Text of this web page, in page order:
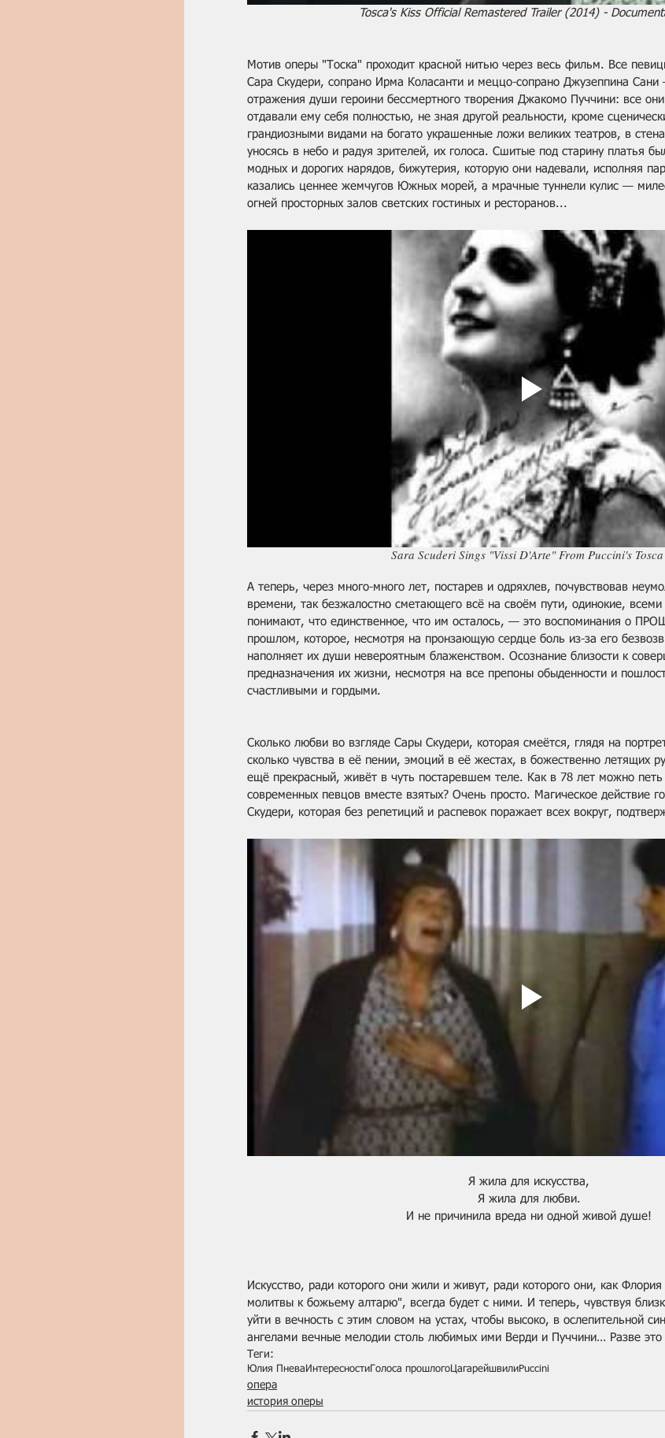
Tosca's Kiss Official Remastered Trailer (2014) -
Мотив оперы "Тоска" проходит красной нитью через весь фильм. Все
Сара Скудери, сопрано Ирма Коласанти и меццо-сопрано Джузеппина
отражения души героини бессмертного творения Джакомо Пуччини: все
отдавали ему себя полностью, не зная другой реальности, кроме
грандиозными видами на богато украшенные ложи великих театров, в
уносясь в небо и радуя зрителей, их голоса. Сшитые под старину платья
модных и дорогих нарядов, бижутерия, которую они надевали, исполняя
казались ценнее жемчугов Южных морей, а мрачные туннели кулис —
огней просторных залов светских гостиных и ресторанов...
Sara Scuderi Sings "Vissi D'Arte" From Puccini's Tosca
А теперь, через много-много лет, постарев и одряхлев, почувствовав
времени, так безжалостно сметающего всё на своём пути, одинокие,
понимают, что единственное, что им осталось, — это воспоминания о
прошлом, которое, несмотря на пронзающую сердце боль из-за его
наполняет их души невероятным блаженством. Осознание близости к
предназначения их жизни, несмотря на все препоны обыденности и
счастливыми и гордыми.
Сколько любви во взгляде Сары Скудери, которая смеётся, глядя на
сколько чувства в её пении, эмоций в её жестах, в божественно летящих
ещё прекрасный, живёт в чуть постаревшем теле. Как в 78 лет можно
современных певцов вместе взятых? Очень просто. Магическое действие
Скудери, которая без репетиций и распевок поражает всех вокруг,
Я жила для искусства,
Я жила для любви.
И не причинила вреда ни одной живой душе!
Искусство, ради которого они жили и живут, ради которого они, как
молитвы к божьему алтарю", всегда будет с ними. И теперь, чувствуя
уйти в вечность с этим словом на устах, чтобы высоко, в ослепительной
ангелами вечные мелодии столь любимых ими Верди и Пуччини… Разве это
Теги:
Юлия Пнева ИнтересностиГолоса прошлогоЦагарейшвилиPuccini
опера
история оперы